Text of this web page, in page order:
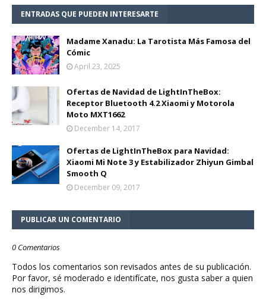
ENTRADAS QUE PUEDEN INTERESARTE
Madame Xanadu: La Tarotista Más Famosa del
Cómic
April 23, 2025
Ofertas de Navidad de LightInTheBox:
Receptor Bluetooth 4.2 Xiaomi y Motorola
Moto MXT1662
December 14, 2017
Ofertas de LightInTheBox para Navidad:
Xiaomi Mi Note 3 y Estabilizador Zhiyun Gimbal
Smooth Q
December 09, 2017
PUBLICAR UN COMENTARIO
0 Comentarios
Todos los comentarios son revisados antes de su publicación.
Por favor, sé moderado e identifícate, nos gusta saber a quien
nos dirigimos.